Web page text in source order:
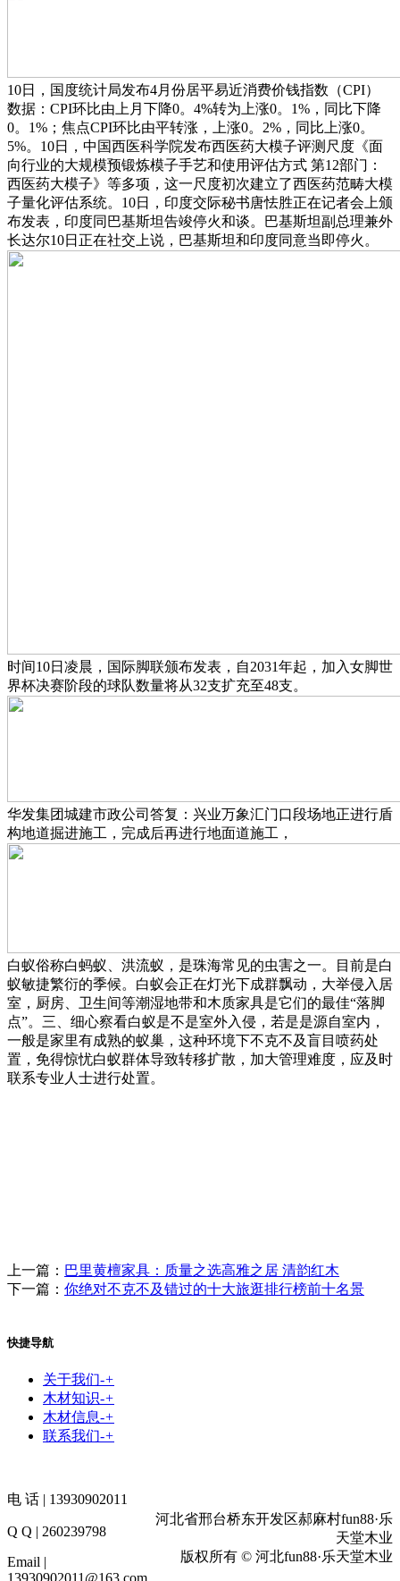
10日，国度统计局发布4月份居平易近消费价钱指数（CPI）
数据：CPI环比由上月下降0。4%转为上涨0。1%，同比下降
0。1%；焦点CPI环比由平转涨，上涨0。2%，同比上涨0。
5%。10日，中国西医科学院发布西医药大模子评测尺度《面
向行业的大规模预锻炼模子手艺和使用评估方式 第12部门：
西医药大模子》等多项，这一尺度初次建立了西医药范畴大模
子量化评估系统。10日，印度交际秘书唐怯胜正在记者会上颁
布发表，印度同巴基斯坦告竣停火和谈。巴基斯坦副总理兼外
长达尔10日正在社交上说，巴基斯坦和印度同意当即停火。
时间10日凌晨，国际脚联颁布发表，自2031年起，加入女脚世
界杯决赛阶段的球队数量将从32支扩充至48支。
华发集团城建市政公司答复：兴业万象汇门口段场地正进行盾
构地道掘进施工，完成后再进行地面道施工，
白蚁俗称白蚂蚁、洪流蚁，是珠海常见的虫害之一。目前是白
蚁敏捷繁衍的季候。白蚁会正在灯光下成群飘动，大举侵入居
室，厨房、卫生间等潮湿地带和木质家具是它们的最佳“落脚
点”。三、细心察看白蚁是不是室外入侵，若是是源自室内，
一般是家里有成熟的蚁巢，这种环境下不克不及盲目喷药处
置，免得惊忧白蚁群体导致转移扩散，加大管理难度，应及时
联系专业人士进行处置。
上一篇： 巴里黄檀家具：质量之选高雅之居 清韵红木
下一篇： 你绝对不克不及错过的十大旅逛排行榜前十名景
快捷导航
关于我们-+
木材知识-+
木材信息-+
联系我们-+
电 话 | 13930902011
Q Q | 260239798
Email |
河北省邢台桥东开发区郝麻村fun88·乐
天堂木业
版权所有 © 河北fun88·乐天堂木业